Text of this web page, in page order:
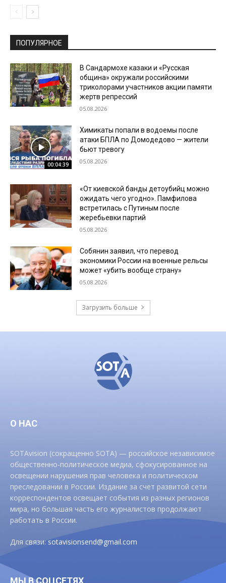
ПОПУЛЯРНОЕ
В Сандармохе казаки и «Русская
община» окружали российскими
триколорами участников акции памяти
жертв репрессий
05.08.2026
00:04:39
Химикаты попали в водоемы после
атаки БПЛА по Домодедово — жители
бьют тревогу
05.08.2026
«От киевской банды детоубийц можно
ожидать чего угодно». Памфилова
встретилась с Путиным после
жеребьевки партий
05.08.2026
Собянин заявил, что перевод
экономики России на военные рельсы
может «убить вообще страну»
05.08.2026
Загрузить больше
О НАС
SOTAvision (сокращенно SOTA) — российское независимое
общественно-политическое медиа, сфокусированное на
освещении нарушения прав человека и политическом
преследовании в России. Издание за счет развитой сети
корреспондентов освещает события из разных регионов
мира, но большая часть его журналистов продолжают
работать в России.
Для связи:sotavisionsend@gmail.com
МЫ В СОЦСЕТЯХ